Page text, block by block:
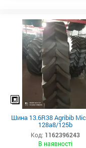
Шина 13.6R38 Agribib
128a8/125b
Код: 1162396243
В наявності